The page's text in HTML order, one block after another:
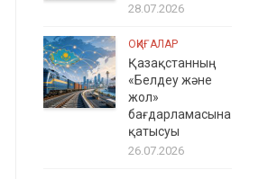
28.07.2026
ОҚИҒАЛАР
Қазақстанның
«Белдеу және
жол»
бағдарламасына
қатысуы
26.07.2026